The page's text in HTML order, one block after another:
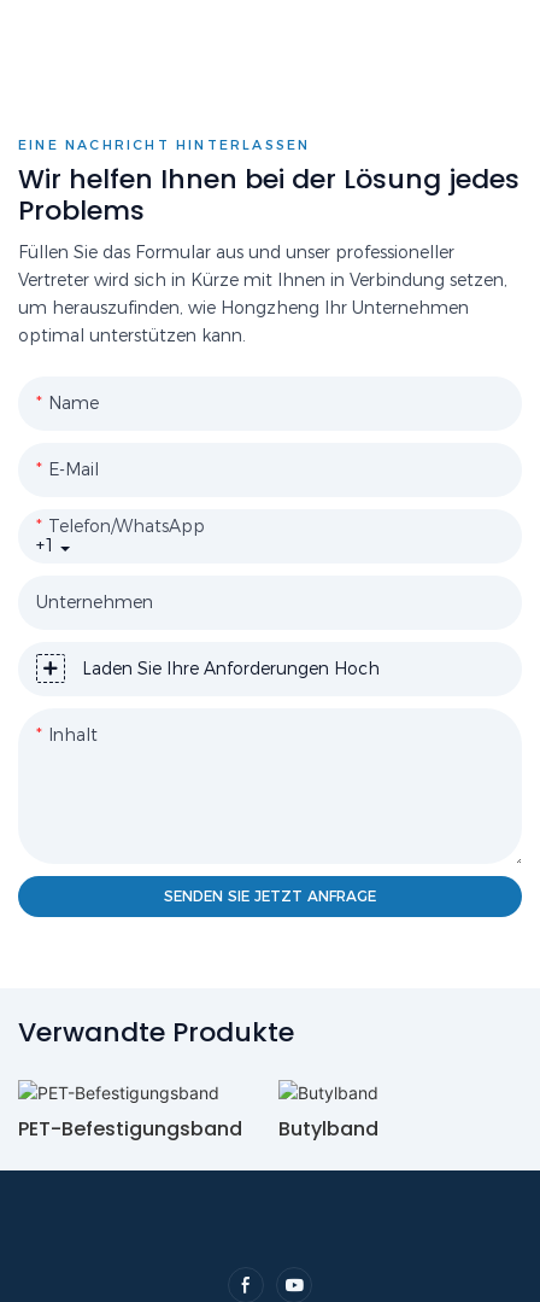
EINE NACHRICHT HINTERLASSEN
Wir helfen Ihnen bei der Lösung jedes
Problems
Füllen Sie das Formular aus und unser professioneller
Vertreter wird sich in Kürze mit Ihnen in Verbindung setzen,
um herauszufinden, wie Hongzheng Ihr Unternehmen
optimal unterstützen kann.
Name
E-Mail
+1
Telefon/WhatsApp
Unternehmen
Laden Sie Ihre Anforderungen Hoch
Inhalt
SENDEN SIE JETZT ANFRAGE
Verwandte Produkte
PET-Befestigungsband Butylband